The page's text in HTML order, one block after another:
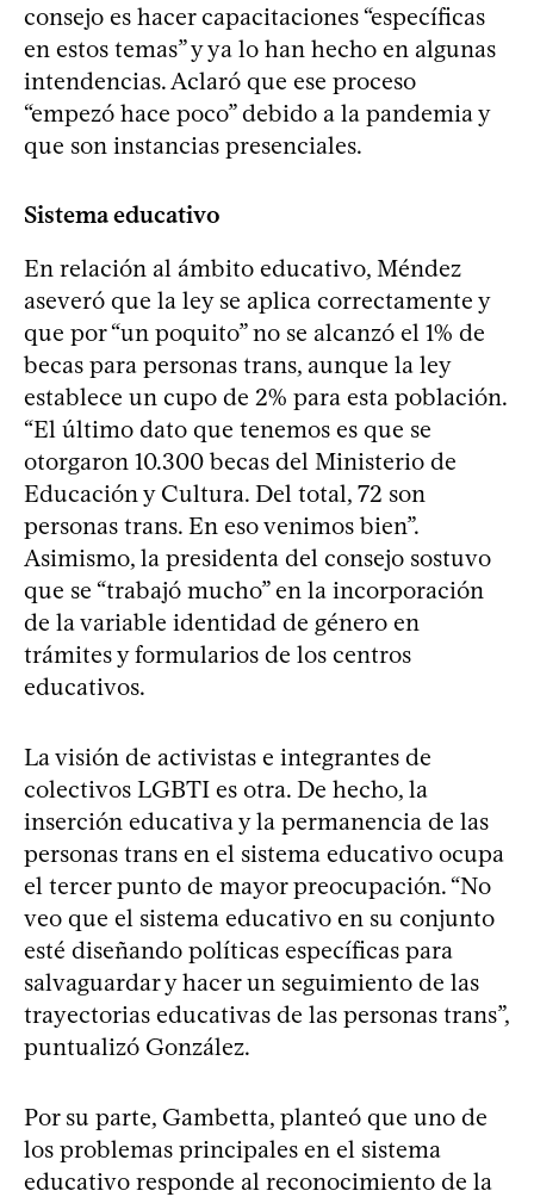
consejo es hacer capacitaciones “específicas
en estos temas” y ya lo han hecho en algunas
intendencias. Aclaró que ese proceso
“empezó hace poco” debido a la pandemia y
que son instancias presenciales.
Sistema educativo
En relación al ámbito educativo, Méndez
aseveró que la ley se aplica correctamente y
que por “un poquito” no se alcanzó el 1% de
becas para personas trans, aunque la ley
establece un cupo de 2% para esta población.
“El último dato que tenemos es que se
otorgaron 10.300 becas del Ministerio de
Educación y Cultura. Del total, 72 son
personas trans. En eso venimos bien”.
Asimismo, la presidenta del consejo sostuvo
que se “trabajó mucho” en la incorporación
de la variable identidad de género en
trámites y formularios de los centros
educativos.
La visión de activistas e integrantes de
colectivos LGBTI es otra. De hecho, la
inserción educativa y la permanencia de las
personas trans en el sistema educativo ocupa
el tercer punto de mayor preocupación. “No
veo que el sistema educativo en su conjunto
esté diseñando políticas específicas para
salvaguardar y hacer un seguimiento de las
trayectorias educativas de las personas trans”,
puntualizó González.
Por su parte, Gambetta, planteó que uno de
los problemas principales en el sistema
educativo responde al reconocimiento de la